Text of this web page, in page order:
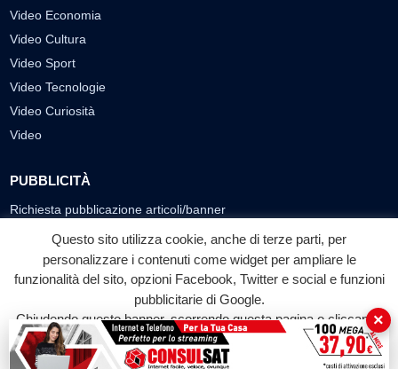
Video Economia
Video Cultura
Video Sport
Video Tecnologie
Video Curiosità
Video
PUBBLICITÀ
Richiesta pubblicazione articoli/banner
SEGUICI SUI SOCIAL
f
Facebook
◎ ▶
YouTube
© 2026 LABTV - Tutti i diritti riservati
Questo sito utilizza cookie, anche di terze parti, per
personalizzare i contenuti come widget per ampliare le
funzionalità del sito, opzioni Facebook, Twitter e social e funzioni
pubblicitarie di Google.
Chiudendo questo banner, scorrendo questa pagina o cliccando
su qualunque suo elemento acconsenti all'uso dei cookie.
×